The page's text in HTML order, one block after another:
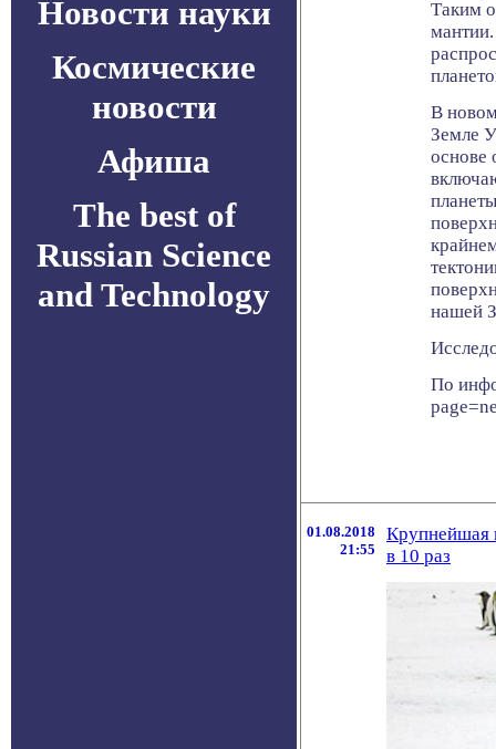
Новости науки
Космические
новости
Афиша
The best of
Russian Science
and Technology
Таким
В
Земле
основе
нашей
По
01.08.2018
21:55
Крупнейшая
в 10 раз